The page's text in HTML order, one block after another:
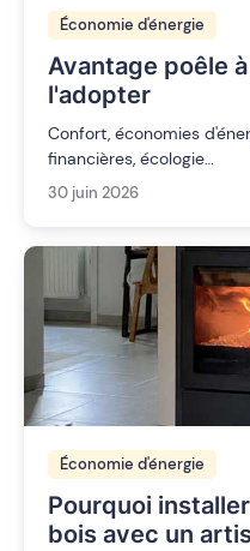
Économie d'énergie
Avantage poêle
l'adopter
Confort, économies
financières, écologie…
30 juin 2026
Économie d'énergie
Pourquoi
bois avec un